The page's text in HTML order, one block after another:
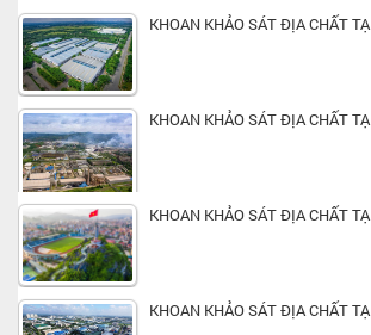
KHOAN KHẢO SÁT ĐỊA CHẤT
KHOAN KHẢO SÁT ĐỊA CHẤT
KHOAN KHẢO SÁT ĐỊA CHẤT
KHOAN KHẢO SÁT ĐỊA CHẤT